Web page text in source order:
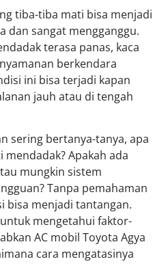
tiba-tiba mati bisa menjadi
dan sangat mengganggu.
terasa panas, kaca
berkendara
ini bisa terjadi kapan
jauh atau di tengah
sering bertanya-tanya, apa
Apakah ada
mungkin sistem
Tanpa pemahaman
bisa menjadi tantangan.
mengetahui faktor-
AC mobil Toyota Agya
cara mengatasinya